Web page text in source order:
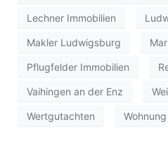
Lechner Immobilien
Makler Ludwigsburg
Pflugfelder Immobilien
Vaihingen an der Enz
Wertgutachten